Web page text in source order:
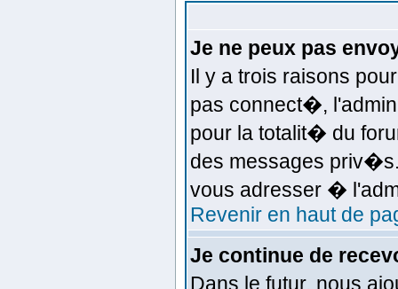
Je ne peux pas
Il y a trois raisons
pas connect�,
pour la totalit� du
des messages
vous adresser �
Revenir en haut de
Je continue de
Dans le futur, nous